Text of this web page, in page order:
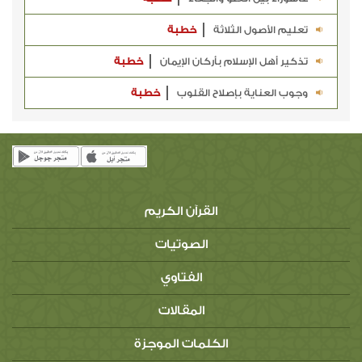
تعليم الأصول الثلاثة خطبة
تذكير أهل الإسلام بأركان الإيمان خطبة
وجوب العناية بإصلاح القلوب خطبة
القرآن الكريم
الصوتيات
الفتاوي
المقالات
الكلمات الموجزة